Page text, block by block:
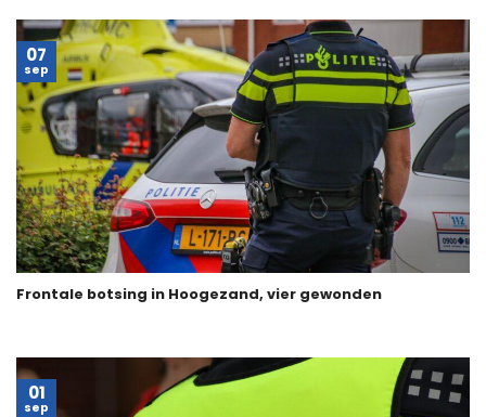
Frontale botsing in Hoogezand, vier gewonden
07
sep
01
sep